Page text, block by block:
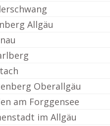
Allgäu
Oberallgäu
am Forggensee
im Allgäu